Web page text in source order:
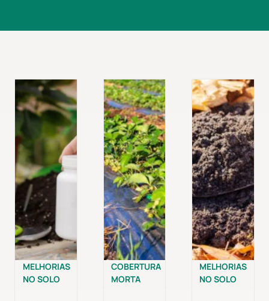
MELHORIAS
NO SOLO
COBERTURA
MORTA
MELHORIAS
NO SOLO